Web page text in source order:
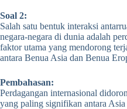
Soal 2:
Salah satu bentuk interaksi
negara-negara di dunia adalah
faktor utama yang mendorong
antara Benua Asia dan Benua
Pembahasan:
Perdagangan internasional
yang paling signifikan antara